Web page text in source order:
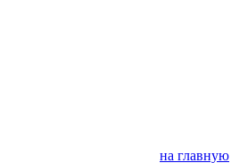
на главную